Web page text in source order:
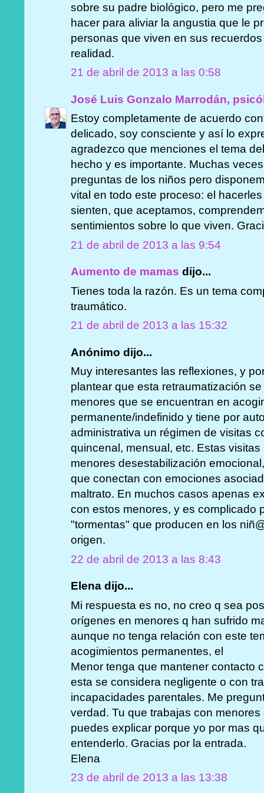
sobre su padre biológico, pero me
hacer para aliviar la angustia que le
personas que viven en sus
realidad.
21 de abril de 2013 a las 0:58
José Luis Gonzalo Marrodán,
Estoy completamente de acuerdo
delicado, soy consciente y así lo
agradezco que menciones el tema
hecho y es importante. Muchas
preguntas de los niños pero
vital en todo este proceso: el
sienten, que aceptamos,
sentimientos sobre lo que viven.
21 de abril de 2013 a las 9:54
Aumento de mamas dijo...
Tienes toda la razón. Es un tema
traumático.
21 de abril de 2013 a las 15:32
Anónimo dijo...
Muy interesantes las reflexiones, y
plantear que esta retraumatización
menores que se encuentran en
permanente/indefinido y tiene por
administrativa un régimen de visitas
quincenal, mensual, etc. Estas
menores desestabilización
que conectan con emociones
maltrato. En muchos casos apenas
con estos menores, y es complicado
"tormentas" que producen en los
origen.
22 de abril de 2013 a las 8:43
Elena dijo...
Mi respuesta es no, no creo q sea
orígenes en menores q han sufrido
aunque no tenga relación con este
acogimientos permanentes, el
Menor tenga que mantener contacto
esta se considera negligente o con
incapacidades parentales. Me
verdad. Tu que trabajas con
puedes explicar porque yo por mas
entenderlo. Gracias por la entrada.
Elena
23 de abril de 2013 a las 13:38